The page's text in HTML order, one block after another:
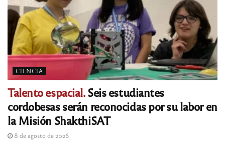
CIENCIA
Talento espacial.Seis estudiantes
cordobesas serán reconocidas por su labor en
la Misión ShakthiSAT
8 de agosto de 2026